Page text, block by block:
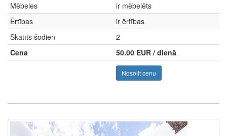
Mēbeles
ir mēbelēts
Ērtības
ir ērtības
Skatīts šodien
2
Cena
50.00 EUR / dienā
Nosolīt cenu